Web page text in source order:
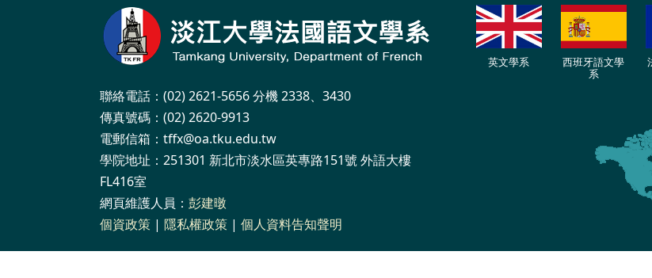
聯絡電話：(02) 2621-5656 分機 2338、3430
傳真號碼：(02) 2620-9913
電郵信箱：tffx@oa.tku.edu.tw
學院地址：251301 新北市淡水區英專路151號 外語大樓
FL416室
網頁維護人員： 彭建暾
個資政策 | 隱私權政策 | 個人資料告知聲明
英文學系
西班牙語文學
系